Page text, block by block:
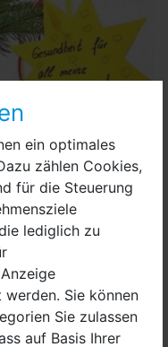
ein optimales
zählen Cookies,
für die Steuerung
lediglich zu
Sie können
Sie zulassen
auf Basis Ihrer
Graf von Arco
ein geschmückter
vielen glitzernden
die dunklen
Ost.